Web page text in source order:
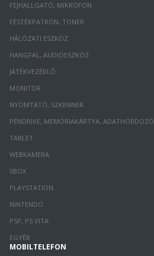
FEJHALLGATÓ, MIKROFON
FESTÉKPATRON, TONER
HÁLÓZATI ESZKÖZ
HANGFAL, AUDIOESZKÖZ
JÁTÉKVEZÉRLŐ
MONITOR
NYOMTATÓ, SZKENNER
PENDRIVE, MEMÓRIAKÁRTYA, ADATHORDOZÓ
TABLET
WEBKAMERA
XBOX
PLAYSTATION
NINTENDO
PSP, PS VITA
EGYÉB
MOBILTELEFON